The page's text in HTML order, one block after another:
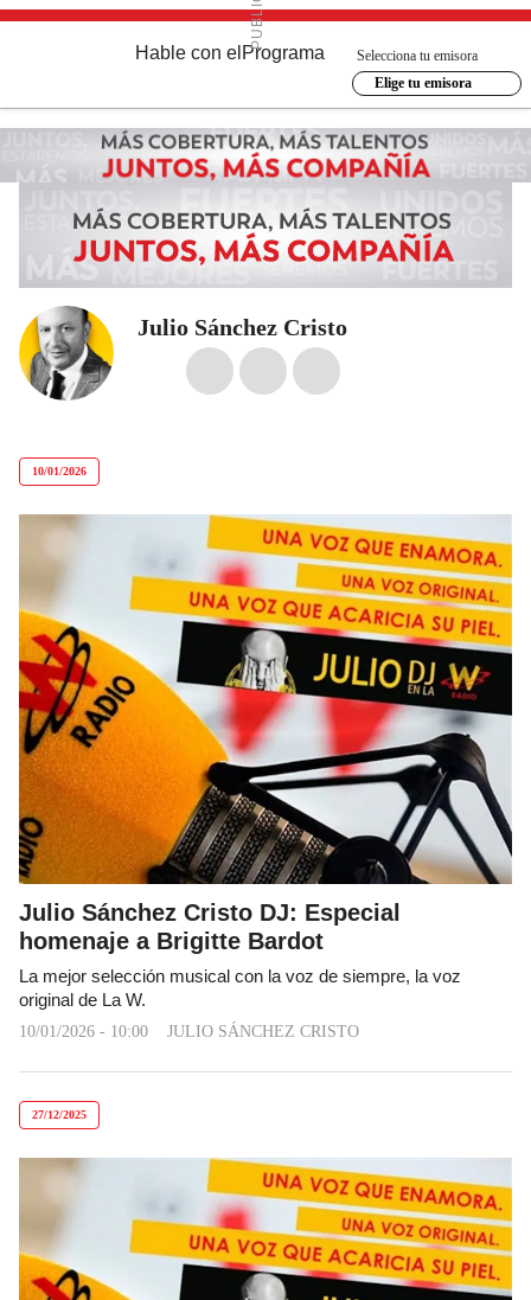
Hable con el Programa
Selecciona tu emisora
Elige tu emisora
Julio Sánchez Cristo
10/01/2026
Julio Sánchez Cristo DJ: Especial
homenaje a Brigitte Bardot
La mejor selección musical con la voz de siempre, la voz
original de La W.
10/01/2026 - 10:00 JULIO SÁNCHEZ CRISTO
27/12/2025